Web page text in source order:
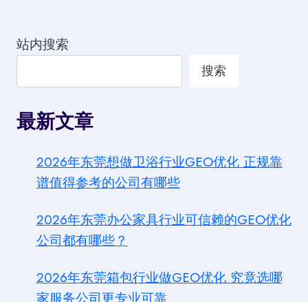
站内搜索
搜索
最新文章
2026年东莞想做卫浴行业GEO优化 正规靠
谱值得参考的公司有哪些
2026年东莞办公家具行业可信赖的GEO优化
公司都有哪些？
2026年东莞箱包行业做GEO优化 究竟选哪